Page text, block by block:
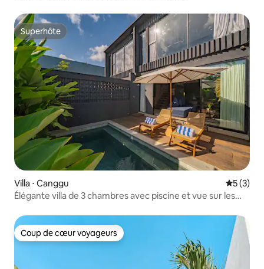
Superhôte
Superhôte
Villa ⋅ Canggu
5 (3)
Élégante villa de 3 chambres avec piscine et vue sur les
Coup de cœur voyageurs
Coup de cœur voyageurs